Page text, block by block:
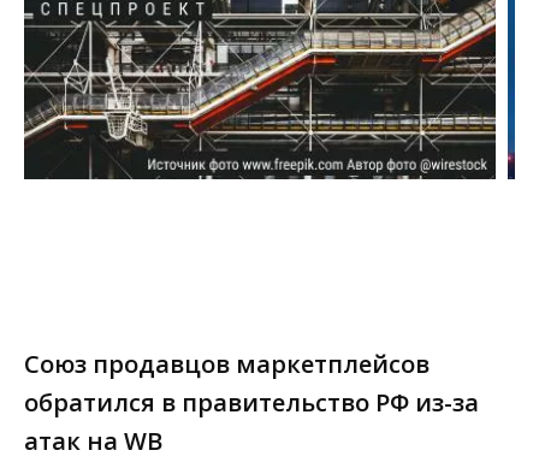
Союз продавцов маркетплейсов
обратился в правительство РФ из-за
атак на WB